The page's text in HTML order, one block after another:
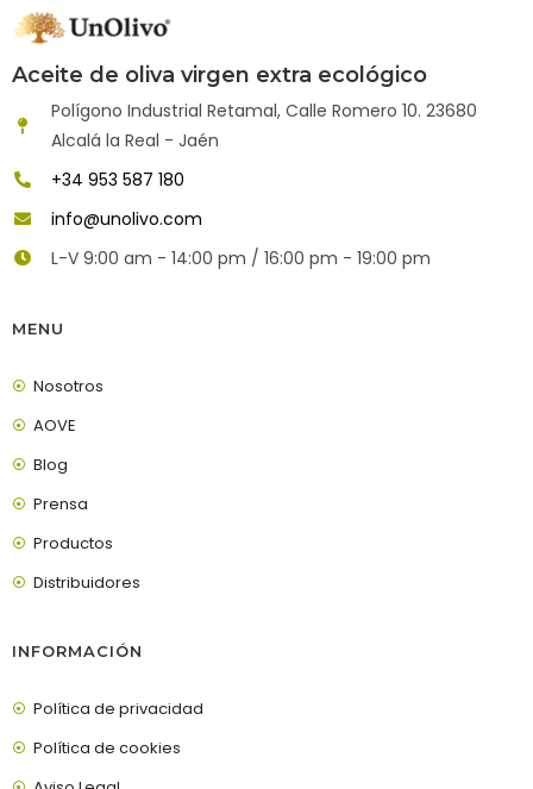
Aceite de oliva virgen extra ecológico
Polígono Industrial Retamal, Calle Romero 10. 23680
Alcalá la Real - Jaén
+34 953 587 180
info@unolivo.com
L-V 9:00 am - 14:00 pm / 16:00 pm - 19:00 pm
MENU
Nosotros
AOVE
Blog
Prensa
Productos
Distribuidores
INFORMACIÓN
Política de privacidad
Política de cookies